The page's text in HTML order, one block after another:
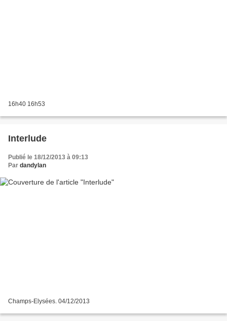
16h40 16h53
Interlude
Publié le 18/12/2013 à 09:13
Par dandylan
Champs-Elysées. 04/12/2013